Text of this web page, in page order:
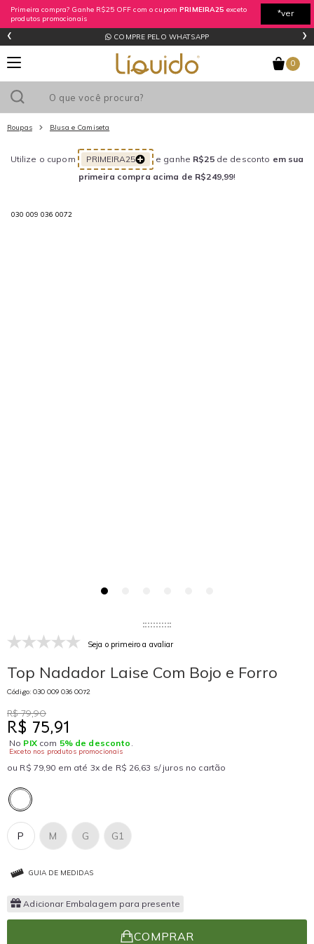
Primeira compra? Ganhe R$25 OFF com o cupomPRIMEIRA25 exceto
produtos promocionais
*ver
COMPRE PELO WHATSAPP
‹ ›
0
Roupas Blusa e Camiseta
Utilize o cupom PRIMEIRA25 e ganhe R$25de desconto em sua
primeira compra acima de R$249,99!
030 009 036 0072
Seja o primeiro a avaliar
Top Nadador Laise Com Bojo e Forro
Código: 030 009 036 0072
R$ 79,90
R$ 75,91
No PIXcom 5% de desconto .
Exceto nos produtos promocionais
ou R$ 79,90 em até 3x de R$ 26,63 s/ juros no cartão
P G1
G
M
GUIA DE MEDIDAS
Adicionar Embalagem para presente
COMPRAR